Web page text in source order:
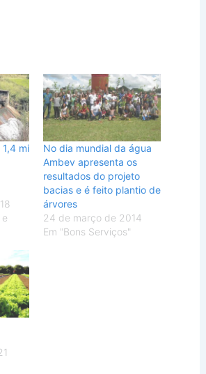
mi
No dia mundial da água
Ambev apresenta os
resultados do projeto
bacias e é feito plantio de
árvores
24 de março de 2014
Em "Bons Serviços"